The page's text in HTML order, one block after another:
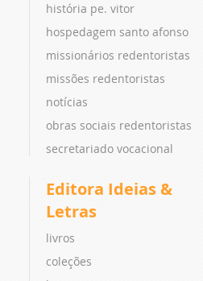
história pe. vitor
hospedagem santo afonso
missionários redentoristas
missões redentoristas
notícias
obras sociais redentoristas
secretariado vocacional
Editora Ideias &
Letras
livros
coleções